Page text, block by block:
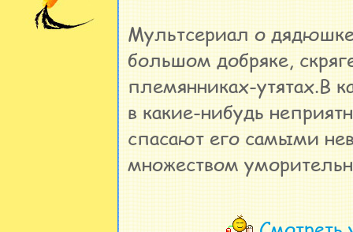
Мультсериал о
большом добряке,
племянниках-утятах.В
в какие-нибудь
спасают его самыми
множеством